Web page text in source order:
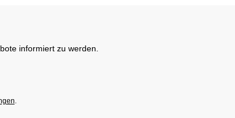
informiert zu werden.